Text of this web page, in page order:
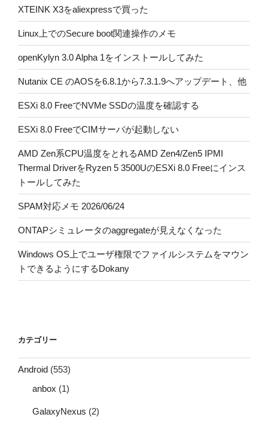
XTEINK X3をaliexpressで買った
Linux上でのSecure boot関連操作のメモ
openKylyn 3.0 Alpha 1をインストールしてみた
Nutanix CE のAOSを6.8.1から7.3.1.9へアップデート、他
ESXi 8.0 FreeでNVMe SSDの温度を確認する
ESXi 8.0 FreeでCIMサーバが起動しない
AMD Zen系CPU温度をとれるAMD Zen4/Zen5 IPMI
Thermal DriverをRyzen 5 3500UのESXi 8.0 Freeにインス
トールしてみた
SPAM対応メモ 2026/06/24
ONTAPシミュレータのaggregateが見えなくなった
Windows OS上でユーザ権限でファイルシステムをマウン
トできるようにするDokany
カテゴリー
Android (553)
anbox (1)
GalaxyNexus (2)